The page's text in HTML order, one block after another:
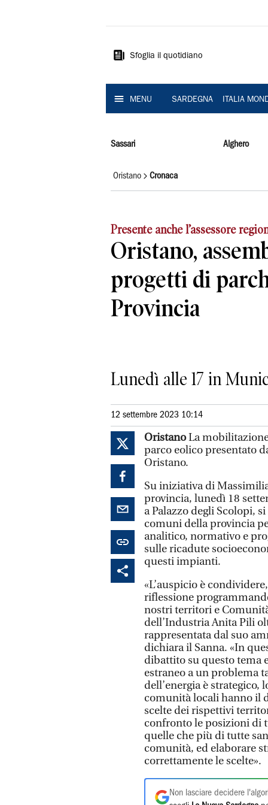
Sardegna
Sfoglia il quotidiano
MENU SARDEGNA ITALIA
Sassari Alghero
Oristano Cronaca
Presente anche l’assessore
Oristano,
progetti di
Provincia
Lunedì alle 17 in
12 settembre 2023 10:14
OristanoLa
parco eolico presentato
Oristano.
Su iniziativa di
provincia, lunedì 18
a Palazzo degli Scolopi,
comuni della provincia
analitico, normativo e
sulle ricadute
questi impianti.
«L’auspicio è
riflessione
nostri territori e
dell’Industria Anita Pili
rappresentata dal suo
dichiara il Sanna. «In
dibattito su questo tema
estraneo a un problema
dell’energia è strategico,
comunità locali hanno il
scelte dei rispettivi
confronto le posizioni di
quelle che più di tutte
comunità, ed elaborare
correttamente le scelte».
Non lasciare decidere